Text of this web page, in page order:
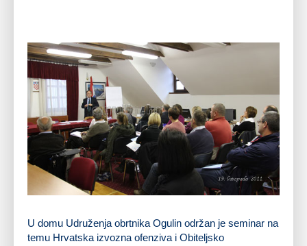
U domu Udruženja obrtnika Ogulin održan je seminar na
temu Hrvatska izvozna ofenziva i Obiteljsko